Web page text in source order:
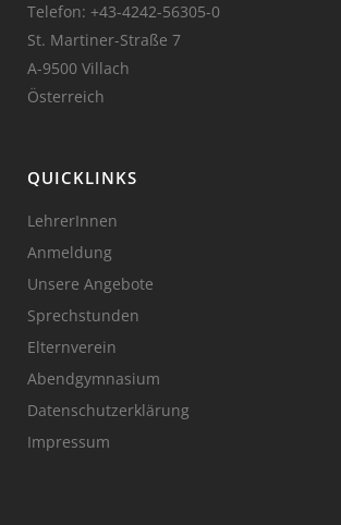
Telefon: +43-4242-56305-0
St. Martiner-Straße 7
A-9500 Villach
Österreich
QUICKLINKS
LehrerInnen
Anmeldung
Unsere Angebote
Sprechstunden
Elternverein
Abendgymnasium
Datenschutzerklärung
Impressum